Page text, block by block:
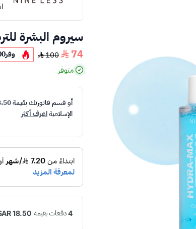
سيروم البشرة
74
100 وفر
متوفر
أو قسم فاتورتك بقيمة
الإسلاميةاعرف أكثر